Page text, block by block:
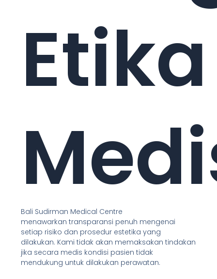
Etika
Bali Sudirman Medical Centre
menawarkan transparansi penuh mengenai
setiap risiko dan prosedur estetika yang
dilakukan. Kami tidak akan memaksakan tindakan
jika secara medis kondisi pasien tidak
mendukung untuk dilakukan perawatan.